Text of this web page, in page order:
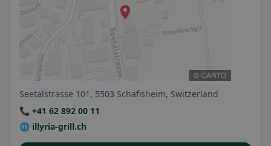
Seetalstrasse 101, 5503 Schafisheim, Switzerland
📞 +41 62 892 00 11
🌐 illyria-grill.ch